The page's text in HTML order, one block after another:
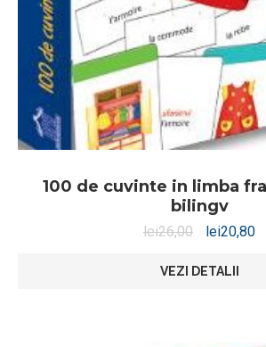
100 de cuvinte in limba
bilingv
lei26,00 lei20,80
VEZI DETALII